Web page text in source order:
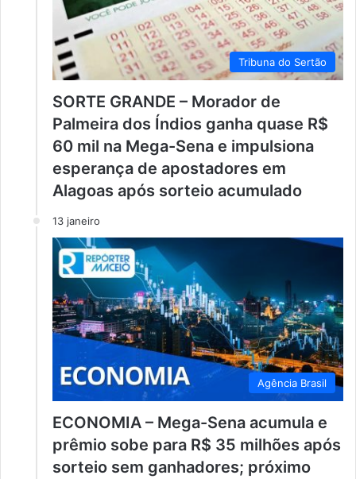
Tribuna do Sertão
SORTE GRANDE – Morador de
Palmeira dos Índios ganha quase R$
60 mil na Mega-Sena e impulsiona
esperança de apostadores em
Alagoas após sorteio acumulado
13 janeiro
Agência Brasil
ECONOMIA – Mega-Sena acumula e
prêmio sobe para R$ 35 milhões após
sorteio sem ganhadores; próximo